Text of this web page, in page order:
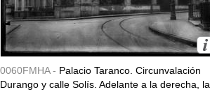
0060FMHA - Palacio Taranco. Circunvalación
Durango y calle Solís. Adelante a la derecha, la